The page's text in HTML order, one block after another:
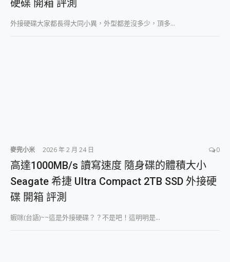
硬碟 開箱 評測
外接硬碟大家都長得大同小異，外型都差沒多少，頂多...
麥兜小米 2026 年 2 月 24 日 0
高達1000MB/s 讀寫速度 隨身碟的體積大小
Seagate 希捷 Ultra Compact 2TB SSD 外接硬
碟 開箱 評測
蝦咪(台語)~~這是外接硬碟？？不是吧！這明明是...